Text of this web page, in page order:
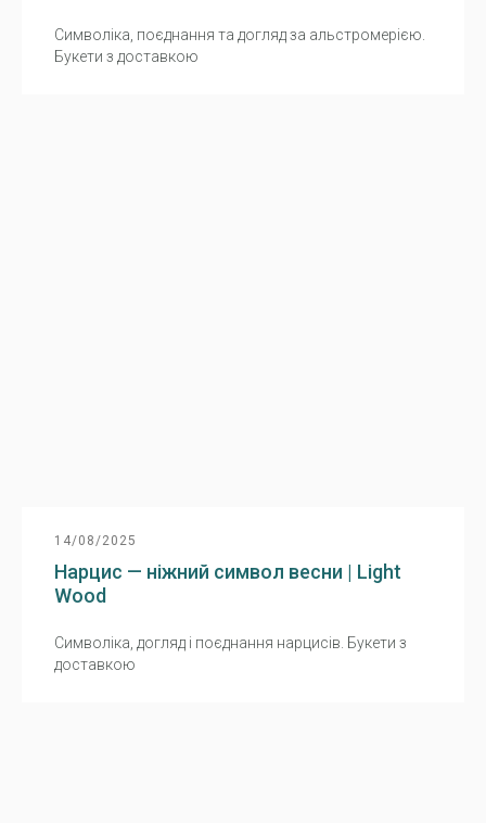
Символіка, поєднання та догляд за альстромерією.
Букети з доставкою
14/08/2025
Нарцис — ніжний символ весни | Light
Wood
Символіка, догляд і поєднання нарцисів. Букети з
доставкою